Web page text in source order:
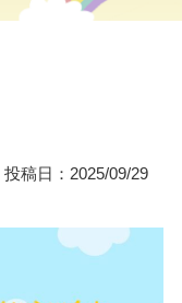
投稿日：2025/09/29